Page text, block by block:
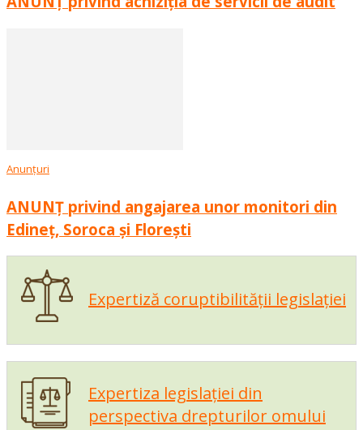
Anunțuri
ANUNȚ privind angajarea unor monitori din
Edineț, Soroca și Florești
Expertiză coruptibilității legislației
Expertiza legislației din
perspectiva drepturilor omului